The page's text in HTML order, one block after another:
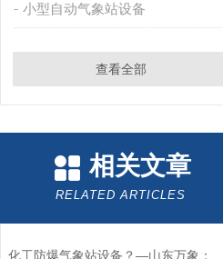
小型自动气象站设备
查看全部
相关文章
RELATED ARTICLES